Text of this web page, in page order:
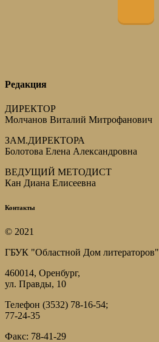
Редакция
ДИРЕКТОР
Молчанов Виталий Митрофанович
ЗАМ.ДИРЕКТОРА
Болотова Елена Александровна
ВЕДУЩИЙ МЕТОДИСТ
Кан Диана Елисеевна
Контакты
© 2021
ГБУК "Областной Дом литераторов"
460014, Оренбург,
ул. Правды, 10
Телефон (3532) 78-16-54;
77-24-35
Факс: 78-41-29